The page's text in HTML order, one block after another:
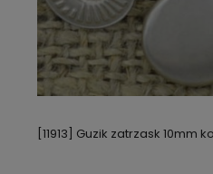
[11913] Guzik zatrzask 10mm